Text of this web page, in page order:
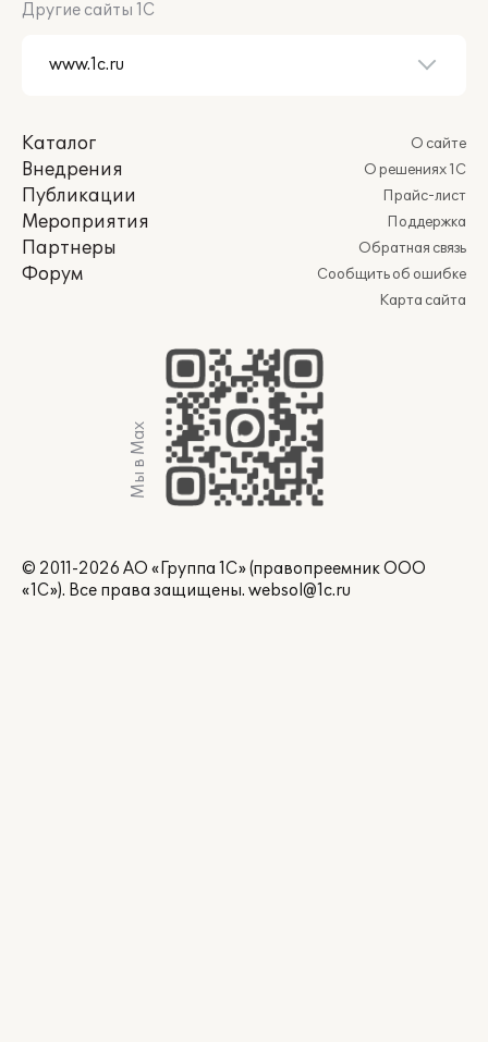
Другие сайты 1С
Каталог
Внедрения
Публикации
Мероприятия
Партнеры
Форум
О сайте
О решениях 1С
Прайс-лист
Поддержка
Обратная связь
Сообщить об ошибке
Карта сайта
Мы в Max
© 2011-2026 АО «Группа 1С» (правопреемник ООО
«1С»). Все права защищены. websol@1c.ru